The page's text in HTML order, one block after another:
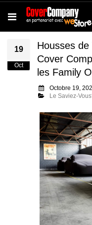
19
Oct
Housses
Cover
les Family
Octobre 19,
Le Saviez-